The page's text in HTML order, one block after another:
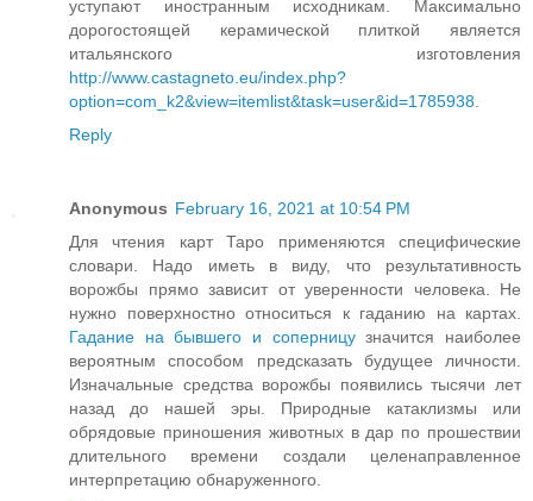
уступают иностранным исходникам. Максимально
дорогостоящей керамической плиткой является
итальянского изготовления
http://www.castagneto.eu/index.php?
option=com_k2&view=itemlist&task=user&id=1785938
Reply
Anonymous February 16, 2021 at 10:54 PM
Для чтения карт Таро применяются специфические
словари. Надо иметь в виду, что результативность
ворожбы прямо зависит от уверенности человека. Не
нужно поверхностно относиться к гаданию на картах.
Гадание на бывшего и соперницузначится наиболее
вероятным способом предсказать будущее личности.
Изначальные средства ворожбы появились тысячи лет
назад до нашей эры. Природные катаклизмы или
обрядовые приношения животных в дар по прошествии
длительного времени создали целенаправленное
интерпретацию обнаруженного.